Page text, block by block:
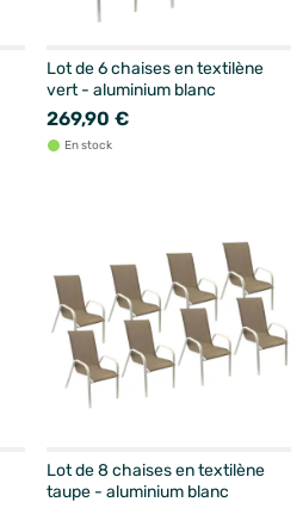
Lot de 6 chaises en textilène
vert - aluminium blanc
269,90 €
En stock
Lot de 8 chaises en textilène
taupe - aluminium blanc